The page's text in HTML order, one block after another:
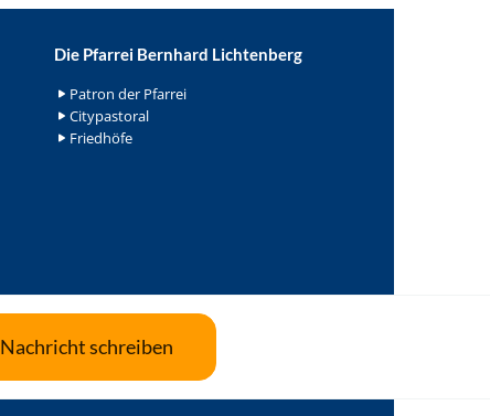
Die Pfarrei Bernhard Lichtenberg
Patron der Pfarrei
Citypastoral
Friedhöfe
Nachricht schreiben